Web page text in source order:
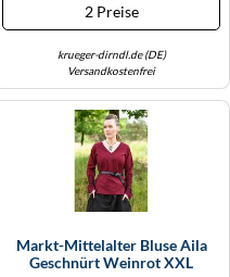
2 Preise
krueger-dirndl.de (DE)
Versandkostenfrei
Markt-Mittelalter Bluse Aila
Geschnürt Weinrot XXL